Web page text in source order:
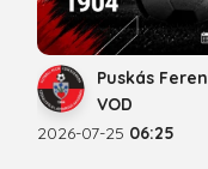
Puskás
VOD
2026-07-25 06:25